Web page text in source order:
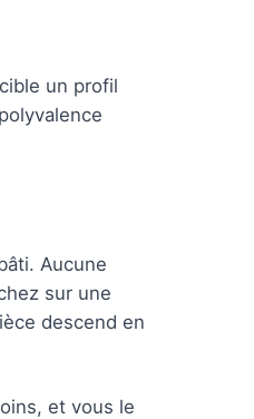
un profil
Aucune
sur une
descend en
et vous le